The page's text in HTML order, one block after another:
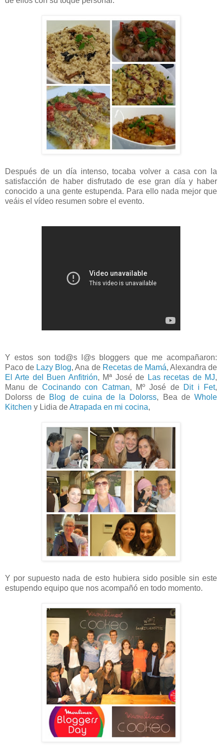
Después de un día intenso, tocaba volver a casa con la
satisfacción de haber disfrutado de ese gran día y haber
conocido a una gente estupenda. Para ello nada mejor que
veáis el vídeo resumen sobre el evento.
Y estos son tod@s l@s bloggers que me acompañaron:
Paco de Lazy Blog, Ana de Recetas de Mamá, Alexandra de
El Arte del Buen Anfitrión, Mª José de Las recetas de MJ,
Manu de Cocinando con Catman, Mº José de Dit i Fet,
Dolorss de Blog de cuina de la Dolorss, Bea de Whole
Kitchen y Lidia deAtrapada en mi cocina,
Y por supuesto nada de esto hubiera sido posible sin este
estupendo equipo que nos acompañó en todo momento.